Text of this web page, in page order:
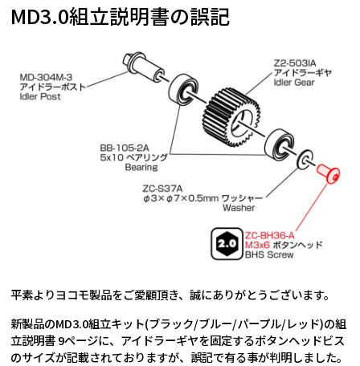
MD3.0組立説明書の誤記
平素よりヨコモ製品をご愛顧頂き、誠にありがとうございます。
新製品のMD3.0組立キット(ブラック/ブルー/パープル/レッド)の組
立説明書 9ページに、アイドラーギヤを固定するボタンヘッドビス
のサイズが記載されておりますが、誤記で有る事が判明しました。